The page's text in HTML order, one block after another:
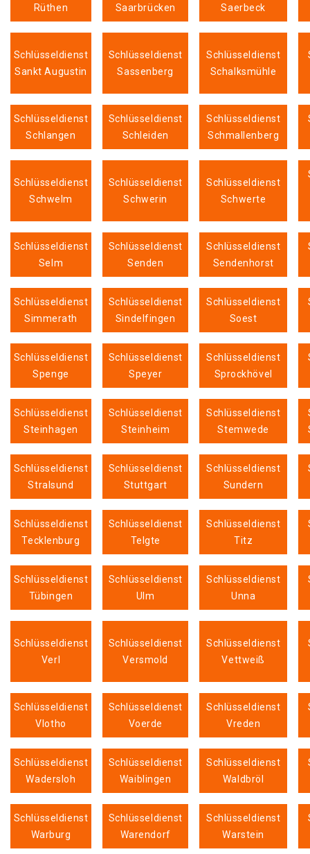
Rüthen Saarbrücken Saerbeck
Schlüsseldienst
Sankt Augustin
Schlüsseldienst
Sassenberg
Schlüsseldienst
Schalksmühle
Schlüsseldienst
Schlangen
Schlüsseldienst
Schleiden
Schlüsseldienst
Schmallenberg
Schlüsseldienst
Schwelm
Schlüsseldienst
Schwerin
Schlüsseldienst
Schwerte
Schlüsseldienst
Selm
Schlüsseldienst
Senden
Schlüsseldienst
Sendenhorst
Schlüsseldienst
Simmerath
Schlüsseldienst
Sindelfingen
Schlüsseldienst
Soest
Schlüsseldienst
Spenge
Schlüsseldienst
Speyer
Schlüsseldienst
Sprockhövel
Schlüsseldienst
Steinhagen
Schlüsseldienst
Steinheim
Schlüsseldienst
Stemwede
Schlüsseldienst
Stralsund
Schlüsseldienst
Stuttgart
Schlüsseldienst
Sundern
Schlüsseldienst
Tecklenburg
Schlüsseldienst
Telgte
Schlüsseldienst
Titz
Schlüsseldienst
Tübingen
Schlüsseldienst
Ulm
Schlüsseldienst
Unna
Schlüsseldienst
Verl
Schlüsseldienst
Versmold
Schlüsseldienst
Vettweiß
Schlüsseldienst
Vlotho
Schlüsseldienst
Voerde
Schlüsseldienst
Vreden
Schlüsseldienst
Wadersloh
Schlüsseldienst
Waiblingen
Schlüsseldienst
Waldbröl
Schlüsseldienst
Warburg
Schlüsseldienst
Warendorf
Schlüsseldienst
Warstein